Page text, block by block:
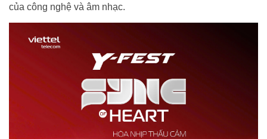
của công nghệ và âm nhạc.